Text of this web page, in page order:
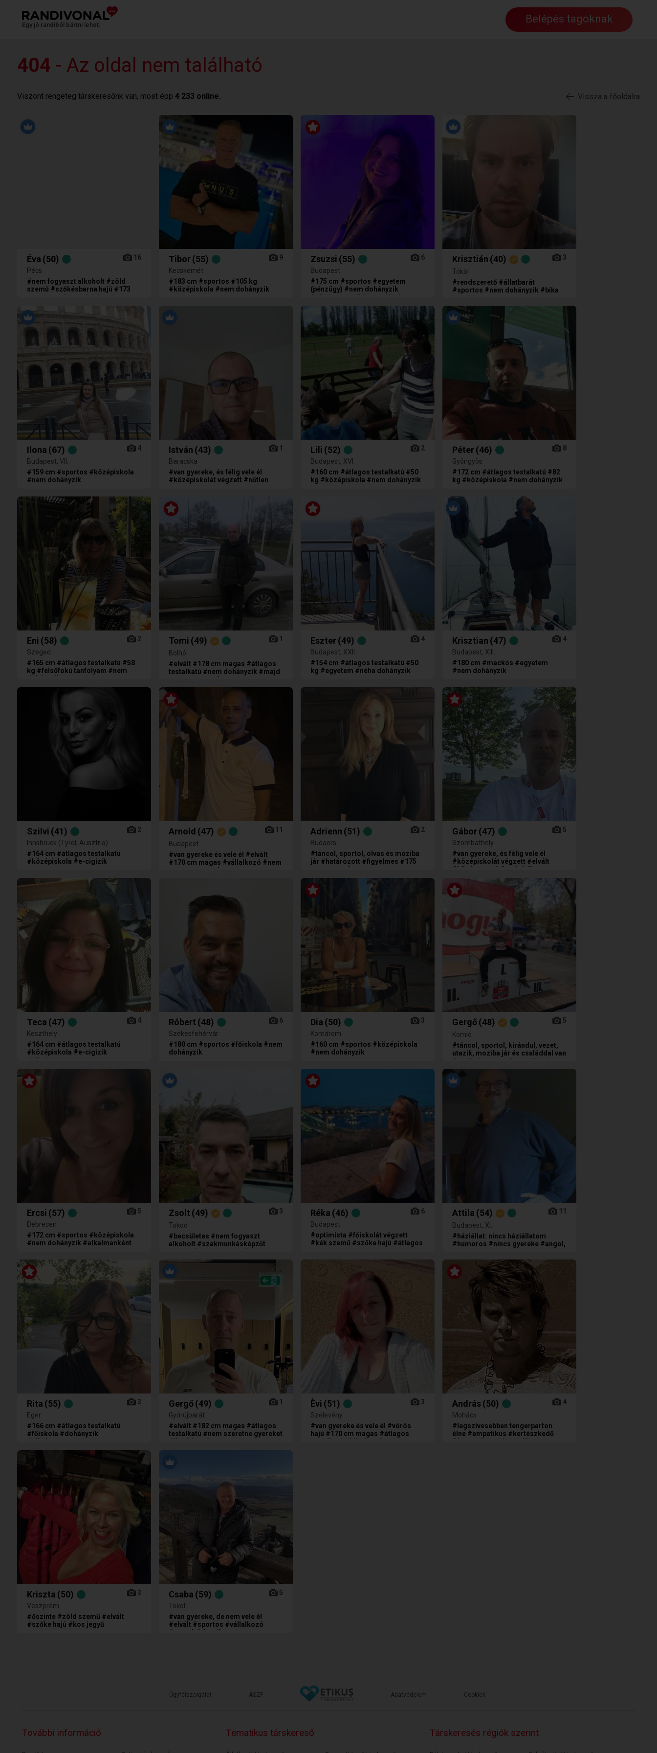
Egy jó randiból bármi lehet. Belépés tagoknak
404 - Az oldal nem található
Viszont rengeteg társkeresőnk van, most épp 4 233 online. Vissza a főoldalra
Éva (50)
Pécs
#nem fogyaszt alkoholt #zöld
szemű #szőkésbarna hajú #173
cm magas #nem dohányzik
16 Tibor(55)
Kecskemét
#183 cm #sportos #105 kg
#középiskola #nem dohányzik
9 Zsuzsi (55)
Budapest
#175 cm #sportos #egyetem
(pénzügy) #nem dohányzik
#alkalmazott (közgazdász)
6 Krisztián (40)
Tököl
#rendszerető #állatbarát
#sportos #nem dohányzik #bika
jegyű
3
Ilona (67)
Budapest, VII.
#159 cm #sportos #középiskola
#nem dohányzik
4 István (43)
Baracska
#van gyereke, és félig vele él
#középiskolát végzett #nőtlen
#magyar anyanyelvű #nem
1 Lili (52)
Budapest, XVI.
#160 cm #átlagos testalkatú #50
kg #középiskola #nem dohányzik
2 Péter(46)
Gyöngyös
#172 cm #átlagos testalkatú #82
kg #középiskola #nem dohányzik
8
Eni (58)
Szeged
#165 cm #átlagos testalkatú #58
kg #felsőfokú tanfolyam #nem
dohányzik
2 Tomi (49)
Bolhó
#elvált #178 cm magas #átlagos
testalkatú #nem dohányzik #majd
szeretne gyereket
1 Eszter(49)
Budapest, XXII.
#154 cm #átlagos testalkatú #50
kg #egyetem #néha dohányzik
4 Krisztian (47)
Budapest, XIII.
#180 cm #mackós #egyetem
#nem dohányzik
4
Szilvi (41)
Innsbruck (Tyrol, Ausztria)
#164 cm #átlagos testalkatú
#középiskola #e-cigizik
2 Arnold (47)
Budapest
#van gyereke és vele él #elvált
#170 cm magas #vállalkozó #nem
szeretne gyereket
11 Adrienn (51)
Budaörs
#táncol, sportol, olvas és moziba
jár #határozott #figyelmes #175
cm magas #sportos
2 Gábor(47)
Szombathely
#van gyereke, és félig vele él
#középiskolát végzett #elvált
#középvezető #e-cigizik
5
Teca (47)
Keszthely
#164 cm #átlagos testalkatú
#középiskola #e-cigizik
#alkalmazott
4 Róbert (48)
Székesfehérvár
#180 cm #sportos #főiskola #nem
dohányzik
6 Dia (50)
Komárom
#160 cm #sportos #középiskola
#nem dohányzik
3 Gergő(48)
Komló
#táncol, sportol, kirándul, vezet,
utazik, moziba jár és családdal van
#elvált #sportos #tetoválásai:
kisebb tetoválásai vannak #halak
jegyű
5
Ercsi (57)
Debrecen
#172 cm #sportos #középiskola
#nem dohányzik #alkalmanként
fogyaszt alkoholt
5 Zsolt (49)
Tokod
#becsületes #nem fogyaszt
alkoholt #szakmunkásképzőt
végzett (élelmiszeripari) #magyar
anyanyelvű #tetoválásai: kisebb
tetoválásai vannak
3 Réka (46)
Budapest
#optimista #főiskolát végzett
#kék szemű #szőke hajú #átlagos
testalkatú
6 Attila (54)
Budapest, XI.
#háziállat: nincs háziállatom
#humoros #nincs gyereke #angol,
német és francia nyelven beszél
#nem dohányzik
11
Rita (55)
Eger
#166 cm #átlagos testalkatú
#főiskola #dohányzik
#alkalmazott
3 Gergő(49)
Győrújbarát
#elvált #182 cm magas #átlagos
testalkatú #nem szeretne gyereket
#ikrek jegyű
1 Èvi (51)
Szelevény
#van gyereke és vele él #vörös
hajú #170 cm magas #átlagos
testalkatú #bika jegyű
3 András(50)
Mohács
#legszívesebben tengerparton
élne #empatikus #kertészkedő
#ínyenc #szentimentális
4
Kriszta (50)
Veszprém
#őszinte #zöld szemű #elvált
#szőke hajú #kos jegyű
3 Csaba (59)
Tököl
#van gyereke, de nem vele él
#elvált #sportos #vállalkozó
#nem dohányzik
5
Ügyfélszolgálat ÁSZF Adatvédelem Cookiek
További információ Tematikus társkereső Társkeresés régiók szerint